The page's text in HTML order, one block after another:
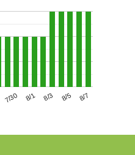
7/30 8/1 8/3 8/5 8/7